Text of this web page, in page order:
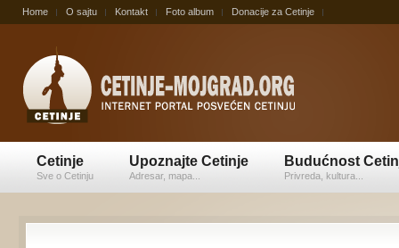
Home O sajtu Kontakt Foto album Donacije za Cetinje
Cetinje
Sve o Cetinju
Upoznajte Cetinje
Adresar, mapa...
Budućnost
Privreda, kultura...